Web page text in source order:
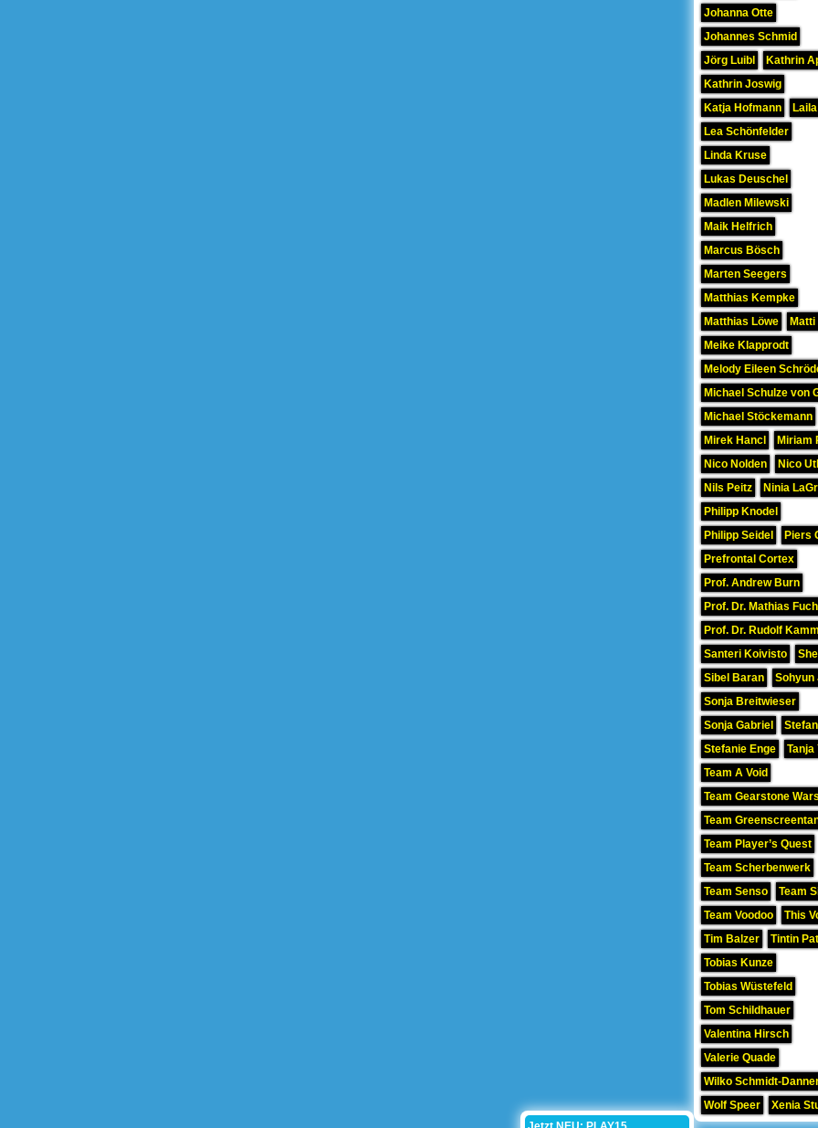
Johanna Otte
Johannes Schmid
Jörg Luibl
Kathrin
Kathrin Joswig
Katja Hofmann
Lea Schönfelder
Linda Kruse
Lukas Deuschel
Madlen Milewski
Maik Helfrich
Marcus Bösch
Marten Seegers
Matthias Kempke
Matthias Löwe
Matti
Meike Klapprodt
Melody Eileen
Michael Schulze von
Michael Stöckemann
Mirek Hancl
Miriam
Nico Nolden
Nico
Nils Peitz
Ninia
Philipp Knodel
Philipp Seidel
Piers
Prefrontal Cortex
Prof. Andrew Burn
Prof. Dr. Mathias
Prof. Dr. Rudolf
Santeri Koivisto
Sibel Baran
Sohyun
Sonja Breitwieser
Sonja Gabriel
Stefanie Enge
Tanja
Team A Void
Team Gearstone Wars
Team
Team Player’s Quest
Team Scherbenwerk
Team Senso
Team
Team Voodoo
This
Tim Balzer
Tintin
Tobias Kunze
Tobias Wüstefeld
Tom Schildhauer
Valentina Hirsch
Valerie Quade
Wilko Schmidt-
Wolf Speer
Xenia